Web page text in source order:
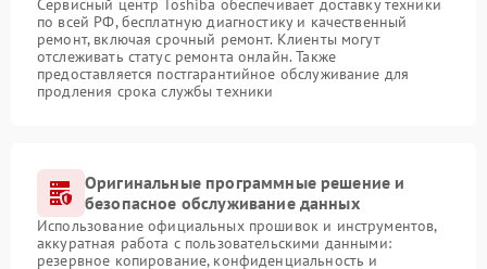
Сервисный центр Toshiba обеспечивает доставку техники
по всей РФ, бесплатную диагностику и качественный
ремонт, включая срочный ремонт. Клиенты могут
отслеживать статус ремонта онлайн. Также
предоставляется постгарантийное обслуживание для
продления срока службы техники
Оригинальные программные решение и
безопасное обслуживание данных
Использование официальных прошивок и инструментов,
аккуратная работа с пользовательскими данными:
резервное копирование, конфиденциальность и